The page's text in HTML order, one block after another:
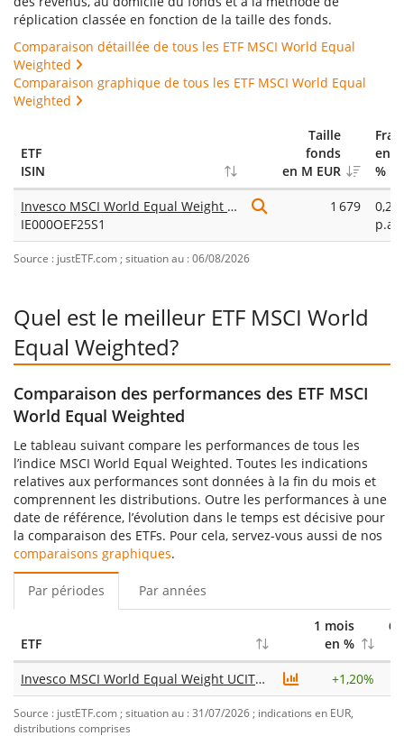
réplication classée en fonction de la taille des fonds.
Comparaison détaillée de tous les ETF MSCI World Equal
Weighted
Comparaison graphique de tous les ETF MSCI World Equal
Weighted
ETF
ISIN
Taille
fonds
en M EUR
Frais
en
%
Invesco MSCI World Equal Weight UCITS ETF
IE000OEF25S1
1 679
p.a.
Source : justETF.com ; situation au : 06/08/2026
Quel est le meilleur ETF MSCI World
Equal Weighted?
Comparaison des performances des ETF MSCI
World Equal Weighted
Le tableau suivant compare les performances de tous les
l’indice MSCI World Equal Weighted. Toutes les indications
relatives aux performances sont données à la fin du mois et
comprennent les distributions. Outre les performances à une
date de référence, l’évolution dans le temps est décisive pour
la comparaison des ETFs. Pour cela, servez-vous aussi de nos
comparaisons graphiques.
Par périodes Par années
ETF
1 mois
en %
6
Invesco MSCI World Equal Weight UCITS ETF +1,20%
Source : justETF.com ; situation au : 31/07/2026 ; indications en EUR,
distributions comprises